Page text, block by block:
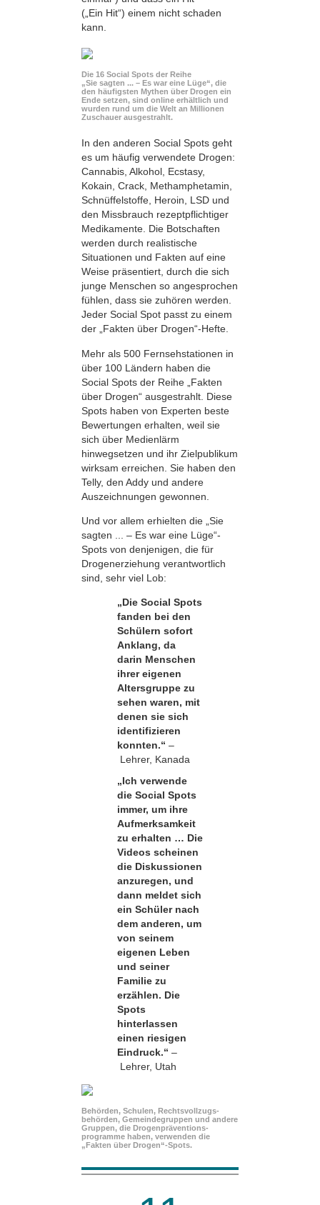
(„Ein Hit“) einem nicht schaden
kann.
Die 16 Social Spots der Reihe
„Sie sagten ... – Es war eine Lüge“, die
den häufigsten Mythen über Drogen ein
Ende setzen, sind online erhältlich und
wurden rund um die Welt an Millionen
Zuschauer ausgestrahlt.
In den anderen Social Spots geht
es um häufig verwendete Drogen:
Cannabis, Alkohol, Ecstasy,
Kokain, Crack, Methamphetamin,
Schnüffelstoffe, Heroin, LSD und
den Missbrauch rezeptpflichtiger
Medikamente. Die Botschaften
werden durch realistische
Situationen und Fakten auf eine
Weise präsentiert, durch die sich
junge Menschen so angesprochen
fühlen, dass sie zuhören werden.
Jeder Social Spot passt zu einem
der „Fakten über Drogen“-Hefte.
Mehr als 500 Fernsehstationen in
über 100 Ländern haben die
Social Spots der Reihe „Fakten
über Drogen“ ausgestrahlt. Diese
Spots haben von Experten beste
Bewertungen erhalten, weil sie
sich über Medienlärm
hinwegsetzen und ihr Zielpublikum
wirksam erreichen. Sie haben den
Telly, den Addy und andere
Auszeichnungen gewonnen.
Und vor allem erhielten die „Sie
sagten ... – Es war eine Lüge“-
Spots von denjenigen, die für
Drogenerziehung verantwortlich
sind, sehr viel Lob:
„Die Social Spots
fanden bei den
Schülern sofort
Anklang, da
darin Menschen
ihrer eigenen
Altersgruppe zu
sehen waren, mit
denen sie sich
identifizieren
konnten.“ –
Lehrer, Kanada
„Ich verwende
die Social Spots
immer, um ihre
Aufmerksamkeit
zu erhalten … Die
Videos scheinen
die Diskussionen
anzuregen, und
dann meldet sich
ein Schüler nach
dem anderen, um
von seinem
eigenen Leben
und seiner
Familie zu
erzählen. Die
Spots
hinterlassen
einen riesigen
Eindruck.“ –
Lehrer, Utah
Behörden, Schulen, Rechtsvollzugs­
behörden, Gemeindegruppen und andere
Gruppen, die Drogenpräventions­
programme haben, verwenden die
„Fakten über Drogen“-Spots.